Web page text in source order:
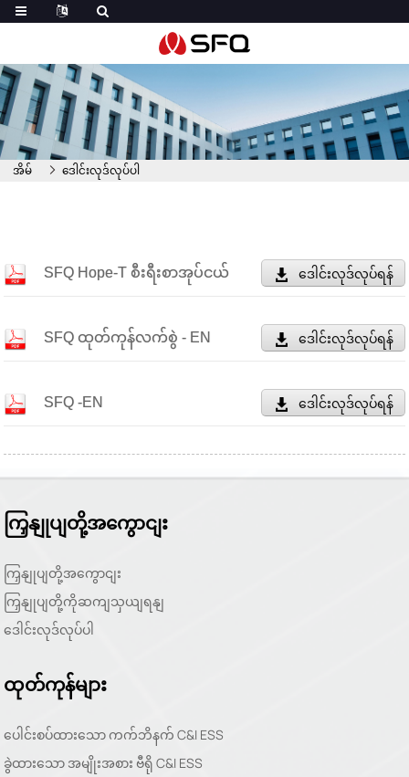
အိမ် ဒေါင်းလုဒ်လုပ်ပါ
SFQ Hope-T စီးရီးစာအုပ်ငယ် ဒေါင်းလုဒ်လုပ်ရန်
SFQ ထုတ်ကုန်လက်စွဲ - EN ဒေါင်းလုဒ်လုပ်ရန်
SFQ -EN ဒေါင်းလုဒ်လုပ်ရန်
ကြှနျုပျတို့အကွောငျး
ကြှနျုပျတို့အကွောငျး
ကြှနျုပျတို့ကိုဆကျသှယျရနျ
ဒေါင်းလုဒ်လုပ်ပါ
ထုတ်ကုန်များ
ပေါင်းစပ်ထားသော ကက်ဘိနက် C&I ESS
ခွဲထားသော အမျိုးအစား ဗီရို C&I ESS